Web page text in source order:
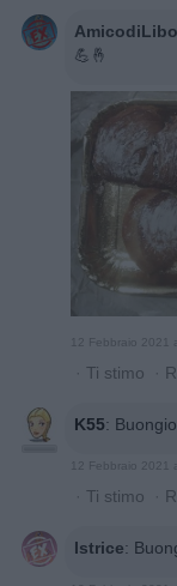
💪🤞
12 Febbraio 2021
· Ti stimo ·
K55:
· Ti stimo ·
Istrice: